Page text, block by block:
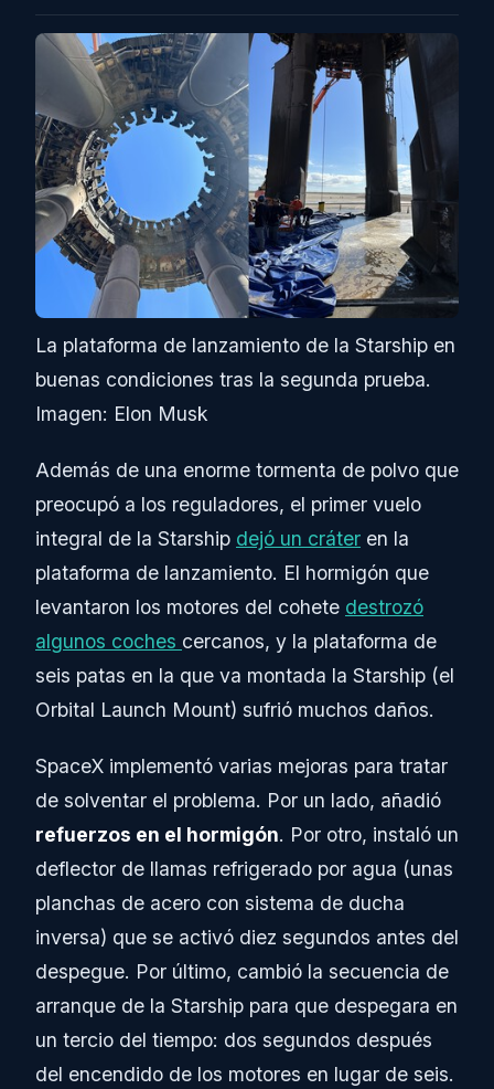
La plataforma de lanzamiento de la Starship en
buenas condiciones tras la segunda prueba.
Imagen: Elon Musk
Además de una enorme tormenta de polvo que
preocupó a los reguladores, el primer vuelo
integral de la Starship dejó un cráter en la
plataforma de lanzamiento. El hormigón que
levantaron los motores del cohete destrozó
algunos coches cercanos, y la plataforma de
seis patas en la que va montada la Starship (el
Orbital Launch Mount) sufrió muchos daños.
SpaceX implementó varias mejoras para tratar
de solventar el problema. Por un lado, añadió
refuerzos en el hormigón. Por otro, instaló un
deflector de llamas refrigerado por agua (unas
planchas de acero con sistema de ducha
inversa) que se activó diez segundos antes del
despegue. Por último, cambió la secuencia de
arranque de la Starship para que despegara en
un tercio del tiempo: dos segundos después
del encendido de los motores en lugar de seis.